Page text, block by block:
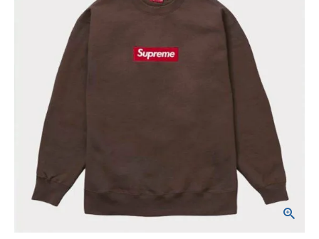
Supreme シュプ
リーム 2022AW
Box Logo
Crewneck ボッ
クスロゴクルーネ
ック ブラウン
¥48,980
NEW ITEMS